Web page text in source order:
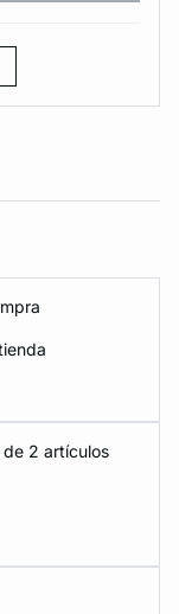
2 artículos